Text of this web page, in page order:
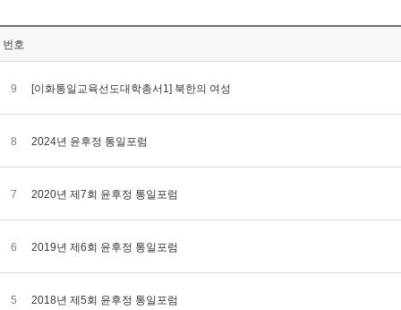
번호
9 [이화통일교육선도대학총서1] 북한의 여성
8 2024년 윤후정 통일포럼
7 2020년 제7회 윤후정 통일포럼
6 2019년 제6회 윤후정 통일포럼
5 2018년 제5회 윤후정 통일포럼